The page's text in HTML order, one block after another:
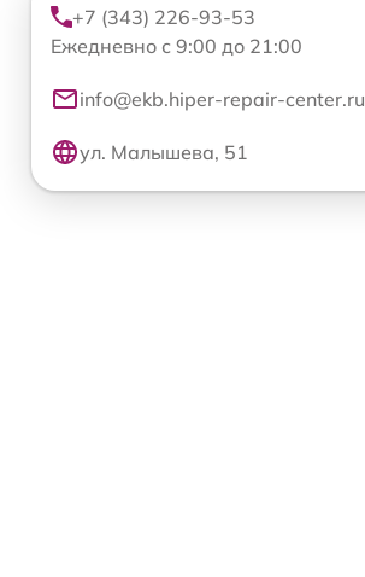
+7 (343) 226-93-53
Ежедневно с 9:00 до 21:00
info@ekb.hiper-repair-center.ru
ул. Малышева, 51